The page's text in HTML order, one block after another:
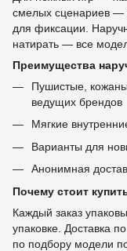
смелых сценариев —
для фиксации.
натирать — все
Преимущества
Пушистые,
ведущих брендов
Мягкие
Варианты для
Анонимная
Почему стоит
Каждый заказ
упаковке. Доставка
по подбору модели